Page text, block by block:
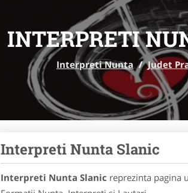
INTERPRETI
Interpreti Nunta / Judet
Interpreti Nunta Slanic
Interpreti Nunta Slanic reprezinta pagina